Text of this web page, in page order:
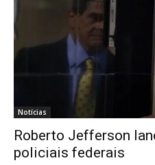
Notícias
Roberto Jefferson
policiais federais